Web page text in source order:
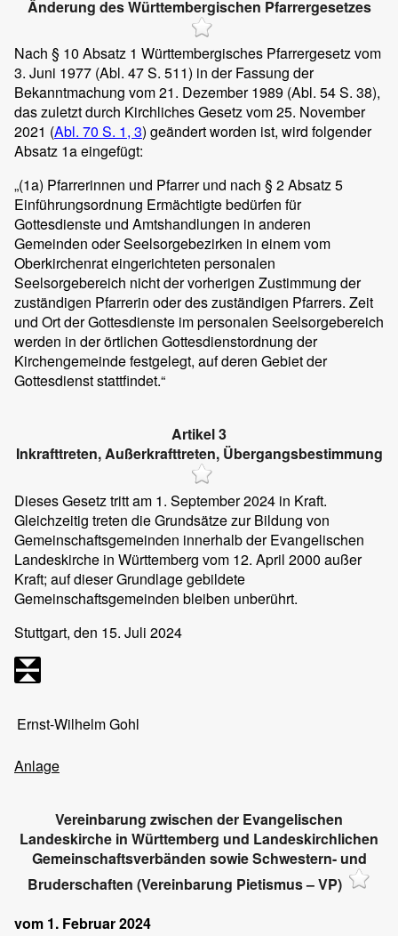
Änderung des Württembergischen Pfarrergesetzes
Nach § 10 Absatz 1 Württembergisches Pfarrergesetz vom
3. Juni 1977 (Abl. 47 S. 511) in der Fassung der
Bekanntmachung vom 21. Dezember 1989 (Abl. 54 S. 38),
das zuletzt durch Kirchliches Gesetz vom 25. November
2021 (Abl. 70 S. 1, 3) geändert worden ist, wird folgender
Absatz 1a eingefügt:
„(1a) Pfarrerinnen und Pfarrer und nach § 2 Absatz 5
Einführungsordnung Ermächtigte bedürfen für
Gottesdienste und Amtshandlungen in anderen
Gemeinden oder Seelsorgebezirken in einem vom
Oberkirchenrat eingerichteten personalen
Seelsorgebereich nicht der vorherigen Zustimmung der
zuständigen Pfarrerin oder des zuständigen Pfarrers. Zeit
und Ort der Gottesdienste im personalen Seelsorgebereich
werden in der örtlichen Gottesdienstordnung der
Kirchengemeinde festgelegt, auf deren Gebiet der
Gottesdienst stattfindet.“
Artikel 3
Inkrafttreten, Außerkrafttreten, Übergangsbestimmung
Dieses Gesetz tritt am 1. September 2024 in Kraft.
Gleichzeitig treten die Grundsätze zur Bildung von
Gemeinschaftsgemeinden innerhalb der Evangelischen
Landeskirche in Württemberg vom 12. April 2000 außer
Kraft; auf dieser Grundlage gebildete
Gemeinschaftsgemeinden bleiben unberührt.
Stuttgart, den 15. Juli 2024
Ernst-Wilhelm Gohl
Anlage
Vereinbarung zwischen der Evangelischen
Landeskirche in Württemberg und Landeskirchlichen
Gemeinschaftsverbänden sowie Schwestern- und
Bruderschaften (Vereinbarung Pietismus – VP)
vom 1. Februar 2024